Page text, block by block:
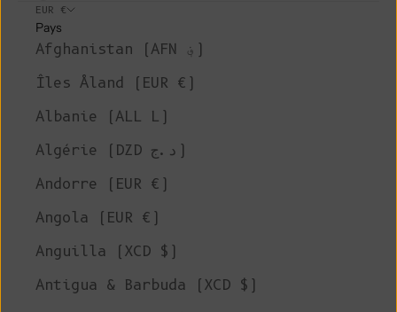
EUR €
Pays
Afghanistan (AFN ؋)
Îles Åland (EUR €)
Albanie (ALL L)
Algérie (DZD د.ج)
Andorre (EUR €)
Angola (EUR €)
Anguilla (XCD $)
Antigua & Barbuda (XCD $)